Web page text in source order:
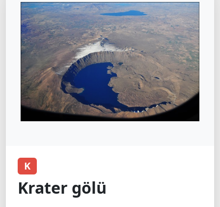
K
Krater gölü